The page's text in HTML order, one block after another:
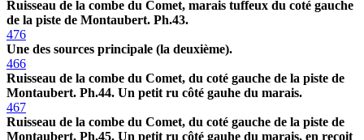
Ruisseau de la combe du Comet, marais tuffeux du coté gauche
de la piste de Montaubert. Ph.43.
476
Une des sources principale (la deuxième).
466
Ruisseau de la combe du Comet, du coté gauche de la piste de
Montaubert. Ph.44. Un petit ru côté gauhe du marais.
467
Ruisseau de la combe du Comet, du coté gauche de la piste de
Montaubert. Ph.45. Un petit ru côté gauhe du marais, en reçoit